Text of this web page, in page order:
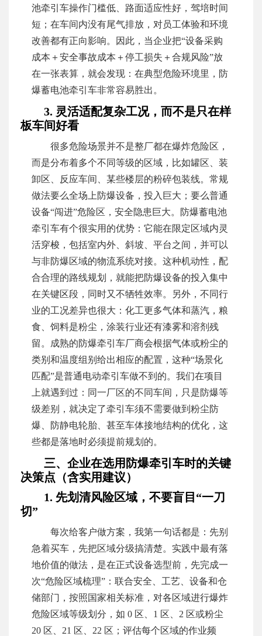
池牵引车操作门槛低、路面适应性好，驾培时间
短；在车间内没有尾气排放，对员工体验和环境
改善都有正向影响。因此，当企业把“设备采购
成本＋安全事故成本＋停工损失＋合规风险”放
在一张表算，就会发现：在典型危险环境里，防
爆蓄电池牵引车非常容易胜出。
3. 灵活适配复杂工况，而不是只在样
板车间好看
很多危险场景并不是整厂都在爆炸危险区，
而是分布着多个不同等级的区域，比如罐区、装
卸区、反应车间、某些楼层的粉碎包装线。常规
做法要么全场上防爆设备，投入巨大；要么普通
设备“闯进”危险区，安全隐患巨大。防爆蓄电池
牵引车有个很实用的优势：它能在限定区域内灵
活穿梭，包括室内外、斜坡、平台之间，并可以
与非防爆区域的物流系统对接。这种机动性，配
合合理的路线规划，就能把防爆设备的投入集中
在关键区段，同时又不牺牲效率。另外，不同行
业的工况差异也很大：化工更多气体和蒸汽，粮
食、饲料是粉尘，涂装行业还有漆雾和溶剂残
留。成熟的防爆牵引车厂商会根据气体或粉尘的
类别和温度组别给出相应的配置，这种“场景化
匹配”是普通电动牵引车做不到的。我们在项目
上就遇到过：同一厂区的不同车间，只是防爆等
级差别，就决定了牵引车须不需要做到粉尘防
爆、防静电轮胎、甚至车体接地结构的优化，这
些都是落地时必须提前规划的。
三、企业在选用防爆牵引车时的关键
决策点（含实用建议）
1. 先划清风险区域，不要盲目“一刀
切”
每次给客户做方案，我第一句话都是：先别
急着买车，先把区域分级搞清楚。实践中最有落
地价值的做法，是在正式设备选型前，先完成一
次“危险区域梳理”：联合安全、工艺、设备和仓
储部门，按照国家相关标准，对各区域进行爆炸
危险区域等级划分，如 0 区、1 区、2 区或粉尘
20 区、21 区、22 区；评估每个区域的作业频